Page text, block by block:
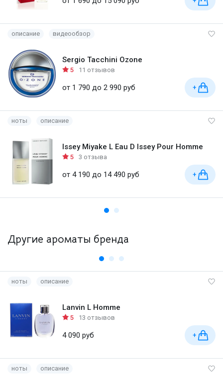
описание видеообзор
Sergio Tacchini Ozone
5 11 отзывов
от 1 790 до 2 990 руб +
ноты описание
Issey Miyake L Eau D Issey Pour Homme
5 3 отзыва
от 4 190 до 14 490 руб +
Другие ароматы бренда
ноты описание
Lanvin L Homme
5 13 отзывов
4 090 руб +
ноты описание